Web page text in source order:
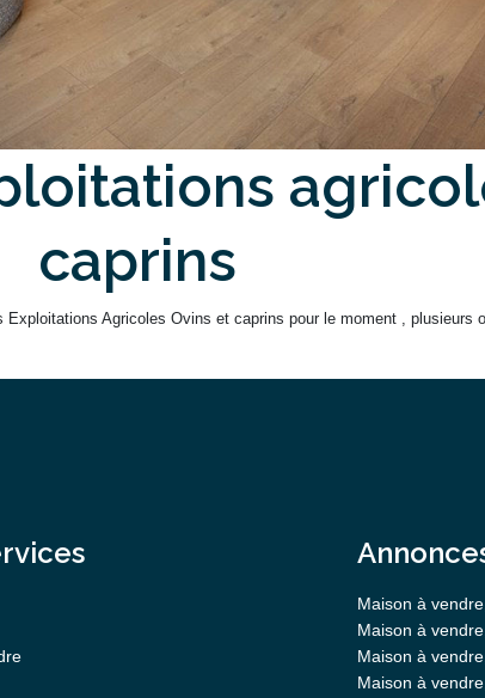
caprins
Agricoles Ovins et caprins pour le moment , plusieurs
Maison à
Maison à
Maison à
Maison à